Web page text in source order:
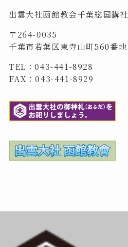
出雲大社函館教会千葉総国講社
〒264-0035
千葉市若葉区東寺山町560番地
TEL：043-441-8928
FAX：043-441-8929